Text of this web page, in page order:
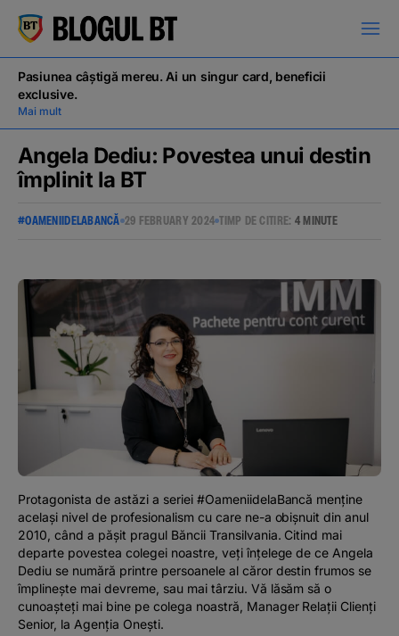
кириллица
BT Pay
Evenimente
Podcast
The MacRO Zone
Pentru antreprenori
Banking, pe relaxare
Pasiunea câștigă mereu. Ai un singur card, beneficii
exclusive.
Mai mult
Angela Dediu: Povestea unui destin
împlinit la BT
#OAMENIIDELABANCĂ 29 FEBRUARY 2024 TIMP DE CITIRE: 4 MINUTE
Protagonista de astăzi a seriei #OameniidelaBancă menține
același nivel de profesionalism cu care ne-a obișnuit din anul
2010, când a pășit pragul Băncii Transilvania. Citind mai
departe povestea colegei noastre, veți înțelege de ce Angela
Dediu se numără printre persoanele al căror destin frumos se
împlinește mai devreme, sau mai târziu. Vă lăsăm să o
cunoașteți mai bine pe colega noastră, Manager Relații Clienți
Senior, la Agenția Onești.